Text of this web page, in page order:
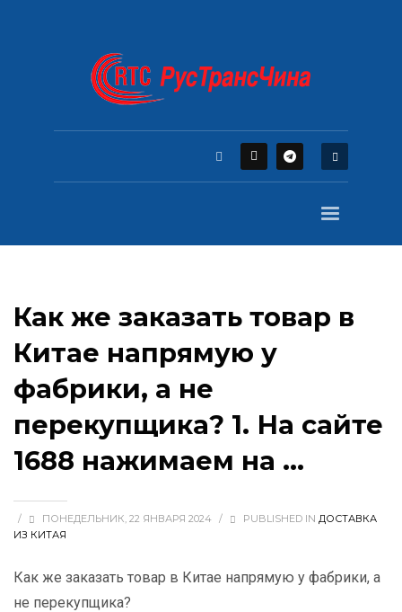
Как же заказать товар в
Китае напрямую у
фабрики, а не
перекупщика? 1. На сайте
1688 нажимаем на …
/ ПОНЕДЕЛЬНИК, 22 ЯНВАРЯ 2024 / PUBLISHED IN ДОСТАВКА
ИЗ КИТАЯ
Как же заказать товар в Китае напрямую у фабрики, а
не перекупщика?